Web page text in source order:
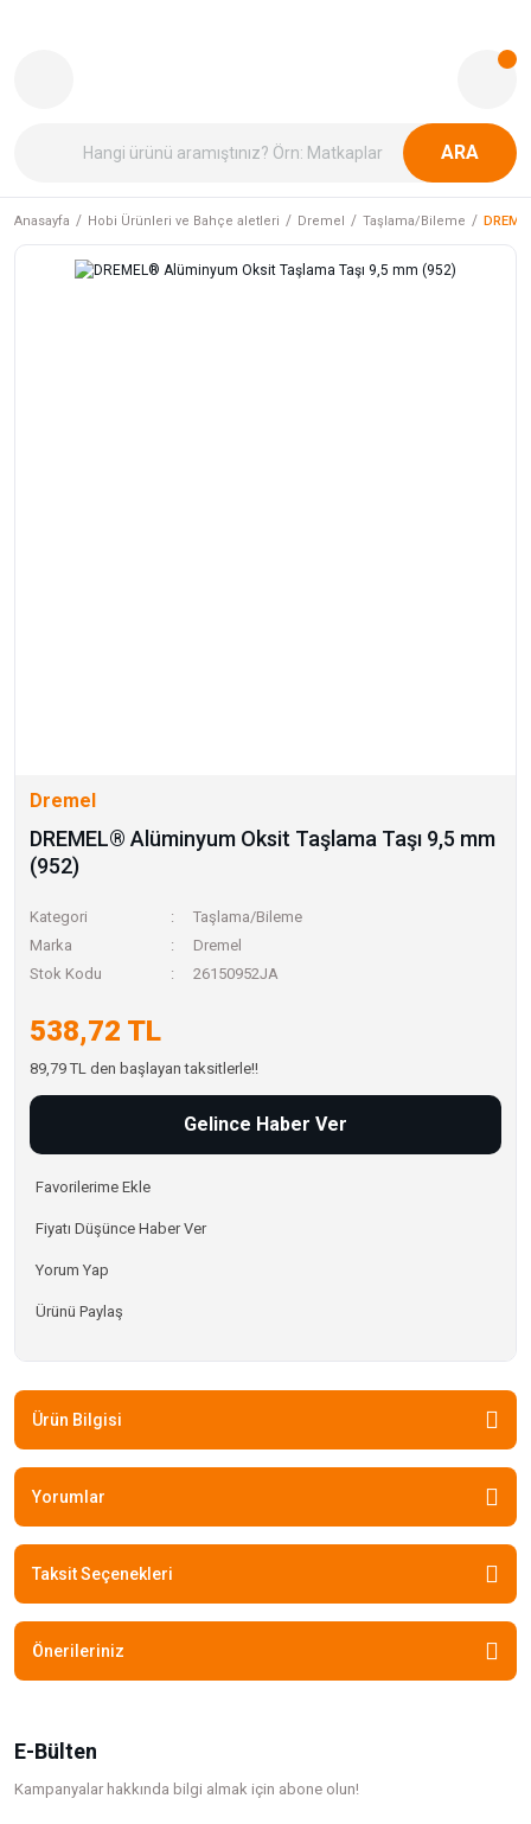
ARA
Anasayfa Hobi Ürünleri ve Bahçe aletleri Dremel Taşlama/Bileme
Dremel
DREMEL® Alüminyum Oksit Taşlama Taşı 9,5 mm
(952)
Kategori
Taşlama/Bileme
Marka
Dremel
Stok Kodu
26150952JA
538,72 TL
89,79 TL den başlayan taksitlerle!!
Gelince Haber Ver
Fiyatı Düşünce Haber Ver
Yorum Yap
Ürünü Paylaş
Ürün Bilgisi
Yorumlar
Taksit Seçenekleri
Önerileriniz
E-Bülten
Kampanyalar hakkında bilgi almak için abone olun!